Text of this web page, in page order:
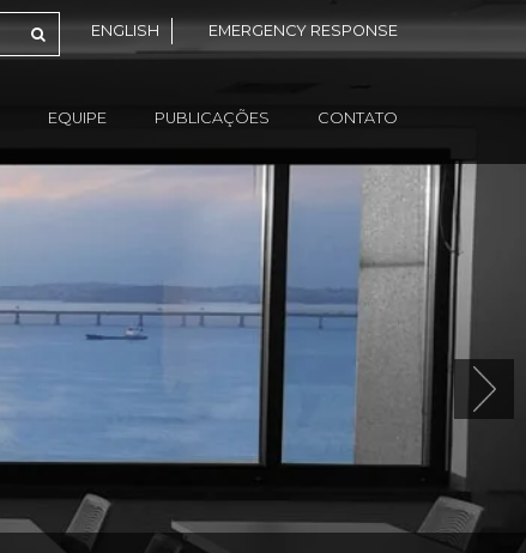
ENGLISH EMERGENCY RESPONSE
EQUIPE PUBLICAÇÕES CONTATO